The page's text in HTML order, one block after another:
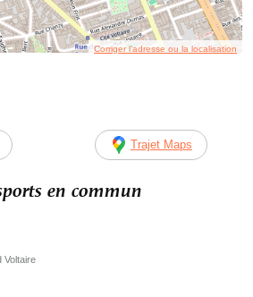
Corriger l’adresse ou la localisation
Trajet Maps
en commun
Voltaire